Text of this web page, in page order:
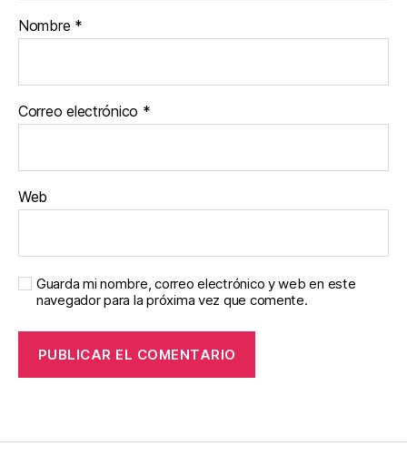
Nombre *
Correo electrónico *
Web
Guarda mi nombre, correo electrónico y web en este
navegador para la próxima vez que comente.